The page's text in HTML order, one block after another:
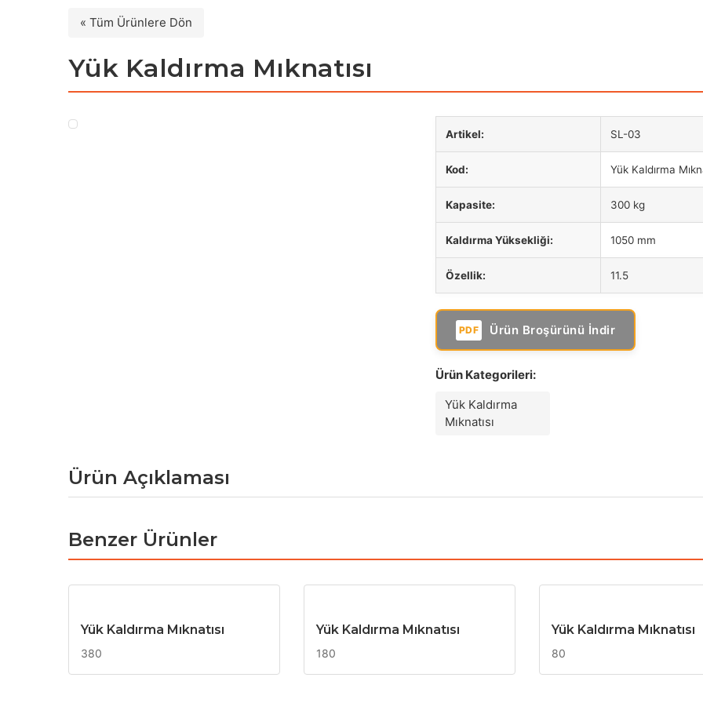
« Tüm Ürünlere Dön
Yük Kaldırma Mıknatısı
Artikel: SL-03
Kod: Yük Kaldırma
Kapasite: 300 kg
Kaldırma Yüksekliği: 1050 mm
Özellik: 11.5
PDF Ürün Broşürünü İndir
Ürün Kategorileri:
Yük Kaldırma
Mıknatısı
Ürün Açıklaması
Benzer Ürünler
Yük Kaldırma Mıknatısı
380
Yük Kaldırma Mıknatısı
180
Yük Kaldırma Mıknatısı
80